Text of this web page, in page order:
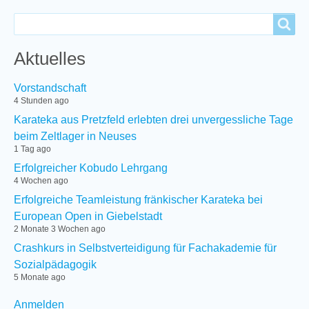
Aktuelles
Vorstandschaft
4 Stunden ago
Karateka aus Pretzfeld erlebten drei unvergessliche Tage
beim Zeltlager in Neuses
1 Tag ago
Erfolgreicher Kobudo Lehrgang
4 Wochen ago
Erfolgreiche Teamleistung fränkischer Karateka bei
European Open in Giebelstadt
2 Monate 3 Wochen ago
Crashkurs in Selbstverteidigung für Fachakademie für
Sozialpädagogik
5 Monate ago
Anmelden